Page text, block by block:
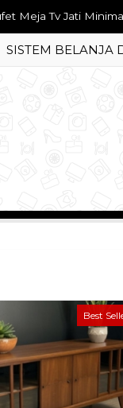
Tidur Minimalis
Pakaian Bunga
Tamu Jati Ukir Motif
Dipan Tempat Tidur
Pakaian Jati
SISTEM BELANJA
Best